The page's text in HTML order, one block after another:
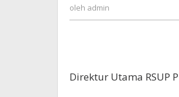
oleh admin
Direktur Utama RSUP